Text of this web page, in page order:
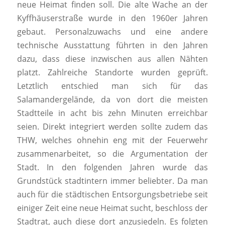
neue Heimat finden soll. Die alte Wache an der
Kyffhäuserstraße wurde in den 1960er Jahren
gebaut. Personalzuwachs und eine andere
technische Ausstattung führten in den Jahren
dazu, dass diese inzwischen aus allen Nähten
platzt. Zahlreiche Standorte wurden geprüft.
Letztlich entschied man sich für das
Salamandergelände, da von dort die meisten
Stadtteile in acht bis zehn Minuten erreichbar
seien. Direkt integriert werden sollte zudem das
THW, welches ohnehin eng mit der Feuerwehr
zusammenarbeitet, so die Argumentation der
Stadt. In den folgenden Jahren wurde das
Grundstück stadtintern immer beliebter. Da man
auch für die städtischen Entsorgungsbetriebe seit
einiger Zeit eine neue Heimat sucht, beschloss der
Stadtrat, auch diese dort anzusiedeln. Es folgten